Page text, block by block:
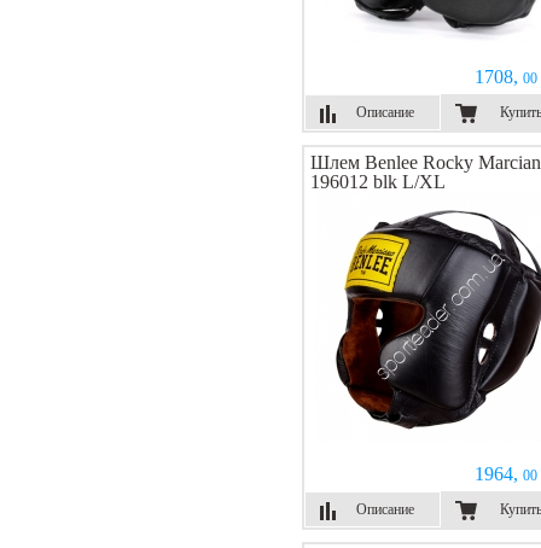
1708, 00
Описание
Купить
Шлем Benlee Rocky
196012 blk L/XL
1964, 00
Описание
Купить